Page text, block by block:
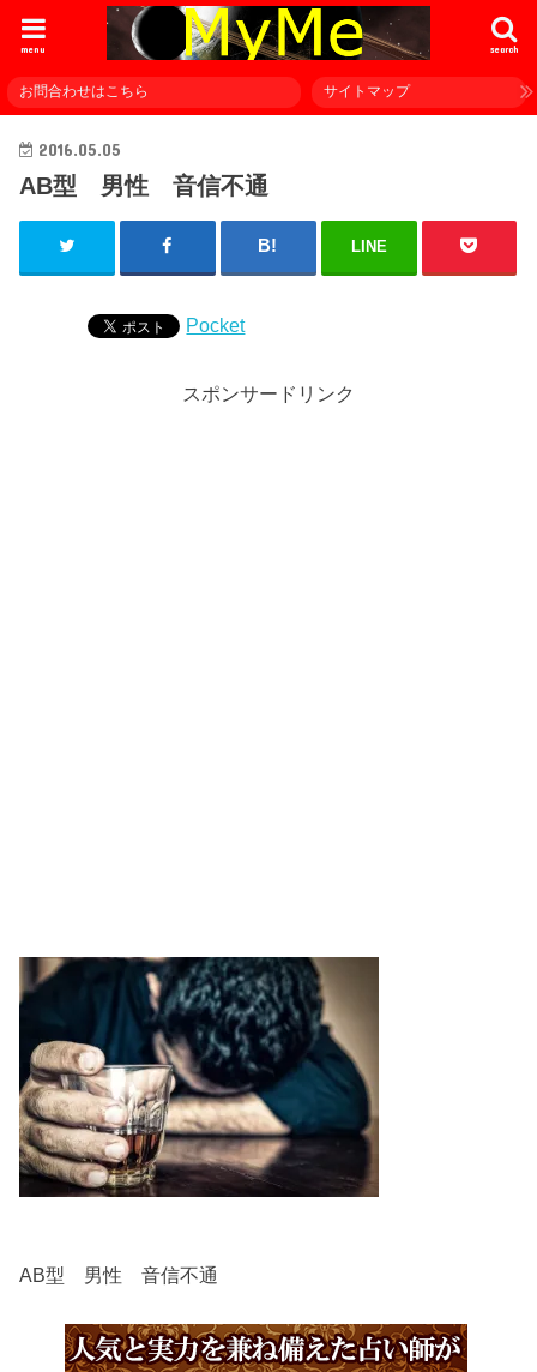
search
menu
お問合わせはこちら サイトマップ
2016.05.05
AB型 男性 音信不通
LINE
Pocket
スポンサードリンク
AB型 男性 音信不通